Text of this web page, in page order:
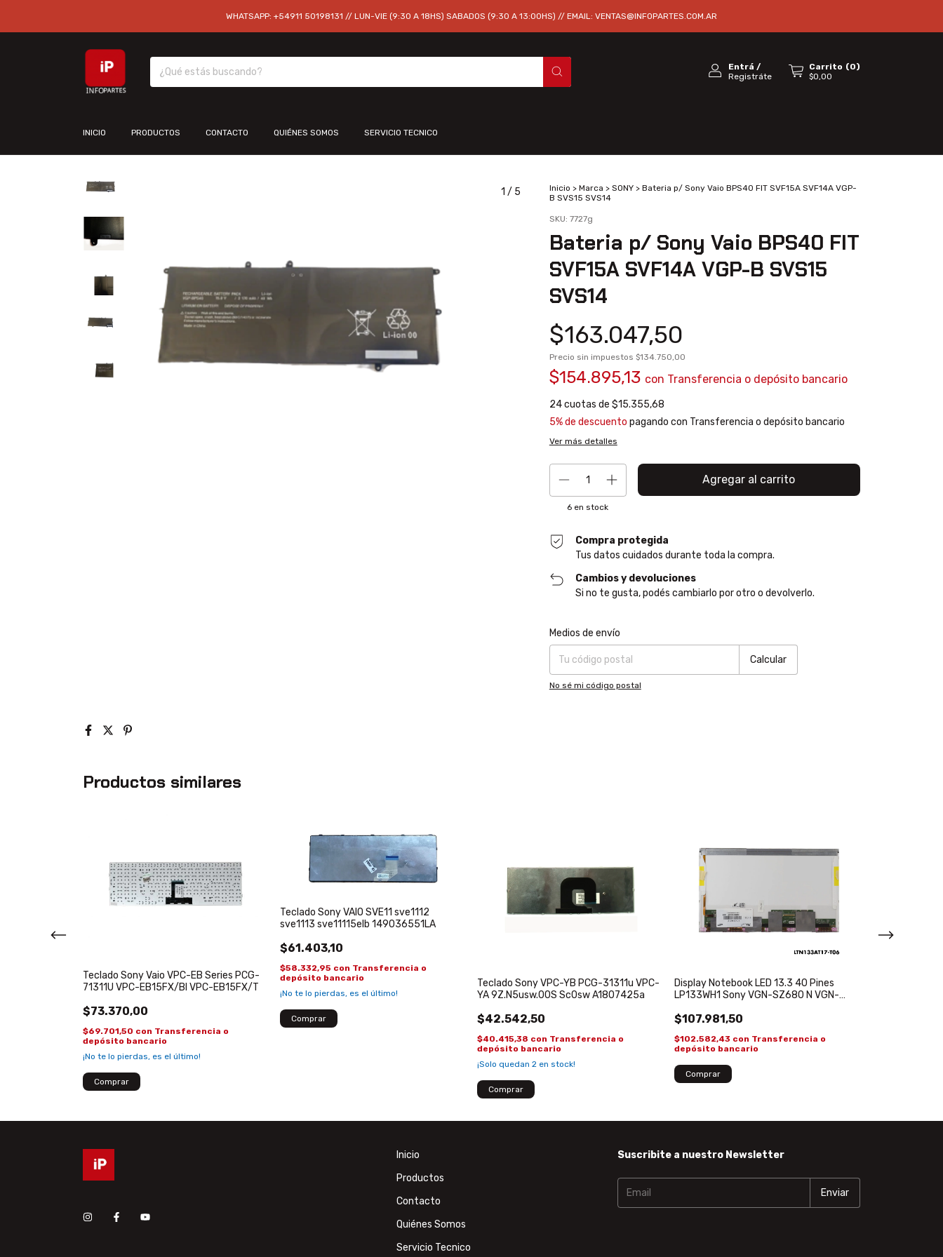
WHATSAPP: +54911 50198131 // LUN-VIE (9:30 A 18HS) SABADOS (9:30 A 13:00HS) // EMAIL: VENTAS@INFOPARTES.COM.AR
Entrá /
Registráte
Carrito (0)
$0,00
INICIO PRODUCTOS CONTACTO QUIÉNES SOMOS SERVICIO TECNICO
1 / 5 Inicio > Marca > SONY > Bateria p/ Sony Vaio BPS40 FIT SVF15A SVF14A VGP-
B SVS15 SVS14
SKU: 7727g
Bateria p/ Sony Vaio BPS40 FIT
SVF15A SVF14A VGP-B SVS15
SVS14
$163.047,50
Precio sin impuestos $134.750,00
$154.895,13 con Transferencia o depósito bancario
24cuotas de $15.355,68
5% de descuento pagando con Transferencia o depósito bancario
Ver más detalles
6 en stock
Compra protegida
Tus datos cuidados durante toda la compra.
Cambios y devoluciones
Si no te gusta, podés cambiarlo por otro o devolverlo.
Entregas para el CP:
Medios de envío
Calcular
No sé mi código postal
Productos similares
Teclado Sony Vaio VPC-EB Series PCG-
71311U VPC-EB15FX/BI VPC-EB15FX/T
$73.370,00
$69.701,50 con Transferencia o
depósito bancario
¡No te lo pierdas, es el último!
Teclado Sony VAIO SVE11 sve1112
sve1113 sve11115elb 149036551LA
$61.403,10
$58.332,95 con Transferencia o
depósito bancario
¡No te lo pierdas, es el último!
Teclado Sony VPC-YB PCG-31311u VPC-
YA 9Z.N5usw.00S Sc0sw A1807425a
$42.542,50
$40.415,38 con Transferencia o
depósito bancario
¡Solo quedan 2 en stock!
Display Notebook LED 13.3 40 Pines
LP133WH1 Sony VGN-SZ680 N VGN-
$107.981,50
$102.582,43 con Transferencia o
depósito bancario
Inicio
Productos
Contacto
Quiénes Somos
Servicio Tecnico
Suscribite a nuestro Newsletter